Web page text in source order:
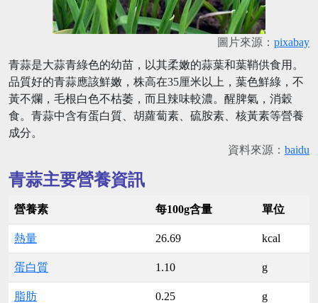
圖片來源： pixabay
青蒜是大蒜青綠色的幼苗，以其柔嫩的蒜葉和葉鞘供食用。
品質好的青蒜應該鮮嫩，株高在35厘米以上，葉色鮮綠，不
黃不爛，毛根白色不枯萎，而且辣味較濃。醒脾氣，消穀
食。青蒜中含有蛋白質、胡蘿蔔素、硫胺素、核黃素等營養
成分。
資料來源： baidu
青蒜主要營養資訊
營養素 每100g含量 單位
熱量 26.69 kcal
蛋白質 1.10 g
脂肪 0.25 g